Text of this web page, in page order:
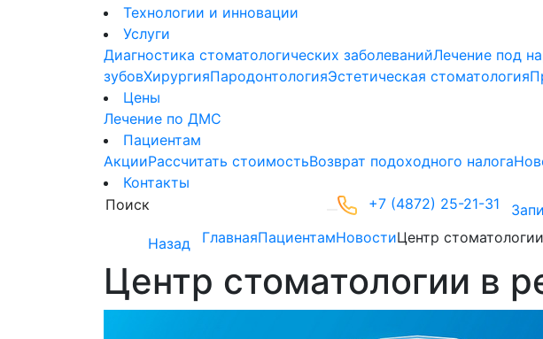
Технологии и инновации
Услуги
Диагностика стоматологических заболеванийЛечение под
зубовХирургияПародонтологияЭстетическая стоматология
Цены
Лечение по ДМС
Пациентам
АкцииРассчитать стоимостьВозврат подоходного налога
Контакты
+7 (4872) 25-21-31
Назад
ГлавнаяПациентамНовостиЦентр
Центр стоматологии в